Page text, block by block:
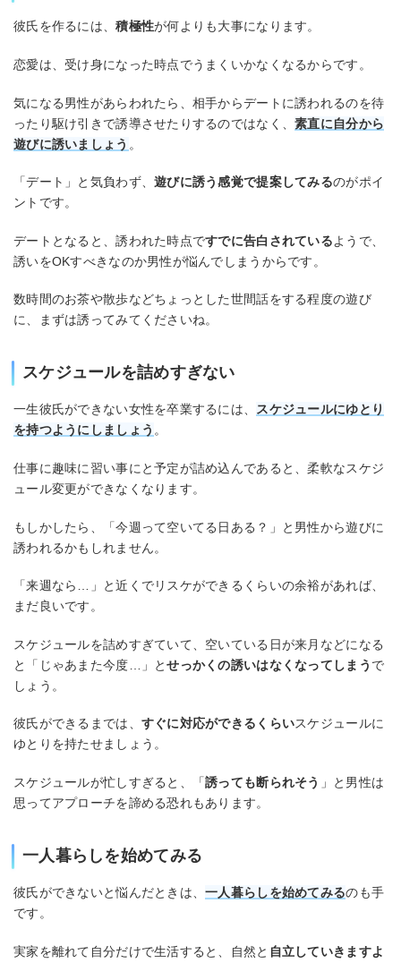
彼氏を作るには、積極性が何よりも大事になります。
恋愛は、受け身になった時点でうまくいかなくなるからです。
気になる男性があらわれたら、相手からデートに誘われるのを待
ったり駆け引きで誘導させたりするのではなく、素直に自分から
遊びに誘いましょう 。
「デート」と気負わず、遊びに誘う感覚で提案してみるのがポイ
ントです。
デートとなると、誘われた時点ですでに告白されているようで、
誘いをOKすべきなのか男性が悩んでしまうからです。
数時間のお茶や散歩などちょっとした世間話をする程度の遊び
に、まずは誘ってみてくださいね。
スケジュールを詰めすぎない
一生彼氏ができない女性を卒業するには、 スケジュールにゆとり
を持つようにしましょう 。
仕事に趣味に習い事にと予定が詰め込んであると、柔軟なスケジ
ュール変更ができなくなります。
もしかしたら、「今週って空いてる日ある？」と男性から遊びに
誘われるかもしれません。
「来週なら…」と近くでリスケができるくらいの余裕があれば、
まだ良いです。
スケジュールを詰めすぎていて、空いている日が来月などになる
と「じゃあまた今度…」とせっかくの誘いはなくなってしまう で
しょう。
彼氏ができるまでは、 すぐに対応ができるくらいスケジュールに
ゆとりを持たせましょう。
スケジュールが忙しすぎると、「誘っても断られそう 」と男性は
思ってアプローチを諦める恐れもあります。
一人暮らしを始めてみる
彼氏ができないと悩んだときは、一人暮らしを始めてみるのも手
です。
実家を離れて自分だけで生活すると、自然と 自立していきますよ